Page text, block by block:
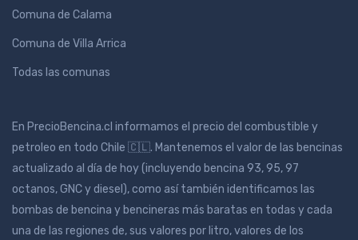
Comuna de Calama
Comuna de Villa Arrica
Todas las comunas
En PrecioBencina.cl informamos el precio del combustible y
petroleo en todo Chile 🇨🇱. Mantenemos el valor de las bencinas
actualizado al día de hoy (incluyendo bencina 93, 95, 97
octanos, GNC y diesel), como así también identificamos las
bombas de bencina y bencineras más baratas en todas y cada
una de las regiones de, sus valores por litro, valores de los